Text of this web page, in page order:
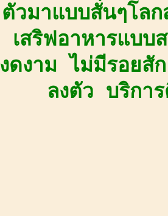
ตัวมาแบบสั่นๆโล
เสริฟอาหารแบ
งดงาม ไม่มีรอย
ลงตัว บริกา